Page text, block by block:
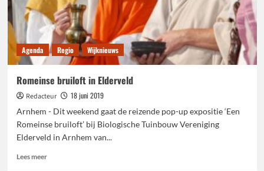
Agenda Regio Wijknieuws
Romeinse bruiloft in Elderveld
Redacteur
18 juni 2019
Arnhem - Dit weekend gaat de reizende pop-up expositie ‘Een
Romeinse bruiloft’ bij Biologische Tuinbouw Vereniging
Elderveld in Arnhem van...
Lees meerLees